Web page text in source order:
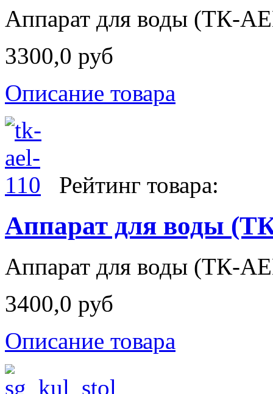
Аппарат для воды (TК-
3300,0 руб
Описание товара
Рейтинг товара:
Аппарат для воды
Аппарат для воды (TК-
3400,0 руб
Описание товара